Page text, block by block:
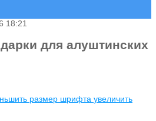
18:21
для алуштинских
размер шрифта увеличить